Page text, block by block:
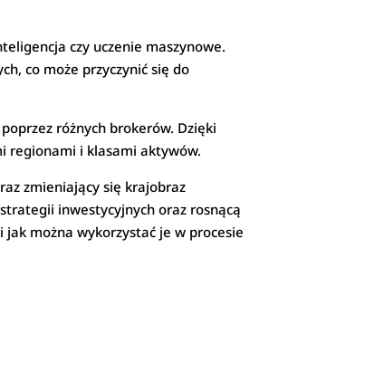
czy uczenie maszynowe.
co może przyczynić się do
różnych brokerów. Dzięki
regionami i klasami aktywów.
zmieniający się krajobraz
inwestycyjnych oraz rosnącą
można wykorzystać je w procesie